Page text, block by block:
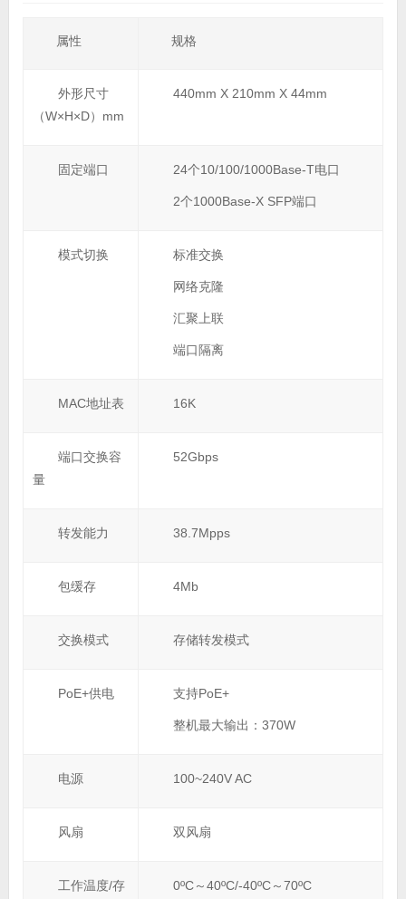
属性 规格
外形尺寸
（W×H×D）mm
440mm X 210mm X 44mm
固定端口 24个10/100/1000Base-T电口
2个1000Base-X SFP端口
模式切换 标准交换
网络克隆
汇聚上联
端口隔离
MAC地址表 16K
端口交换容
量
52Gbps
转发能力 38.7Mpps
包缓存 4Mb
交换模式 存储转发模式
PoE+供电 支持PoE+
整机最大输出：370W
电源 100~240V AC
风扇 双风扇
工作温度/存
0ºC～40ºC/-40ºC～70ºC